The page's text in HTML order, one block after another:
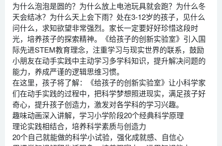
为什么泡泡是圆的？为什么放上电池玩具就会跑？为什么冬
天会结冰？为什么天上会下雨？处在3-12岁的孩子，见什么
问什么，求知欲望非常强烈。家长一定要好好珍惜这段时
光，培养孩子的探索精神。《给孩子的创新实验室》引入国
际先进STEM教育理念，注重学习与现实世界的联系，鼓励
小朋友在动手实践中主动学习多学科知识，提升解决问题的
能力，养成严谨的逻辑思维习惯。
在这里，孩子将了解：《给孩子的创新实验室》让小科学家
们在动手实践的过程中，把科学梦想照进现实，满足孩子好
奇心，提升孩子创造力，激发对各学科的学习兴趣。
趣味动画深入讲解，学习小学阶段20个经典科学原理
理论实践相结合，培养科学素质与创造力
20个自己就能做的科学小试验，强化成就感、自信心